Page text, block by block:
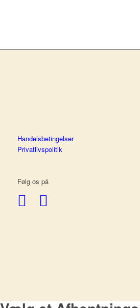
Handelsbetingelser
Privatlivspolitik
Følg os på